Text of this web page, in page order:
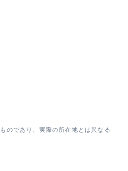
のであり、実際の所在地とは異なる